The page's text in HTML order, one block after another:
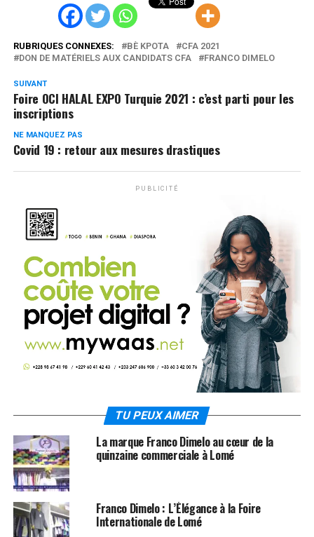
RUBRIQUES CONNEXES: BÈ KPOTA
CFA 2021
DON DE MATÉRIELS AUX CANDIDATS CFA
FRANCO DIMELO
SUIVANT
Foire OCI HALAL EXPO Turquie 2021 : c’est parti pour les
inscriptions
NE MANQUEZ PAS
Covid 19 : retour aux mesures drastiques
PUBLICITÉ
TU PEUX AIMER
La marque Franco Dimelo au cœur de la
quinzaine commerciale à Lomé
Franco Dimelo : L’Élégance à la Foire
Internationale de Lomé